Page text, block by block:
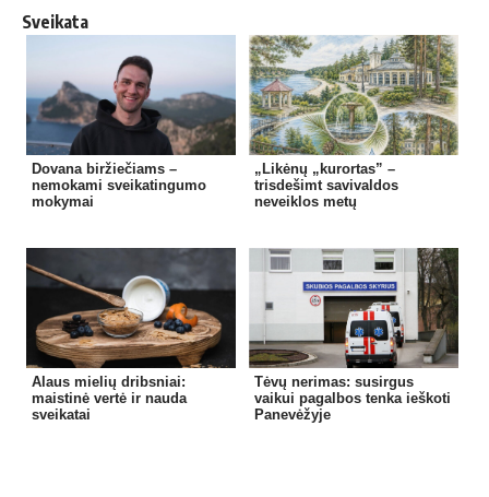
Sveikata
Dovana biržiečiams –
nemokami sveikatingumo
mokymai
„Likėnų „kurortas” –
trisdešimt savivaldos
neveiklos metų
Alaus mielių dribsniai:
maistinė vertė ir nauda
sveikatai
Tėvų nerimas: susirgus
vaikui pagalbos tenka ieškoti
Panevėžyje